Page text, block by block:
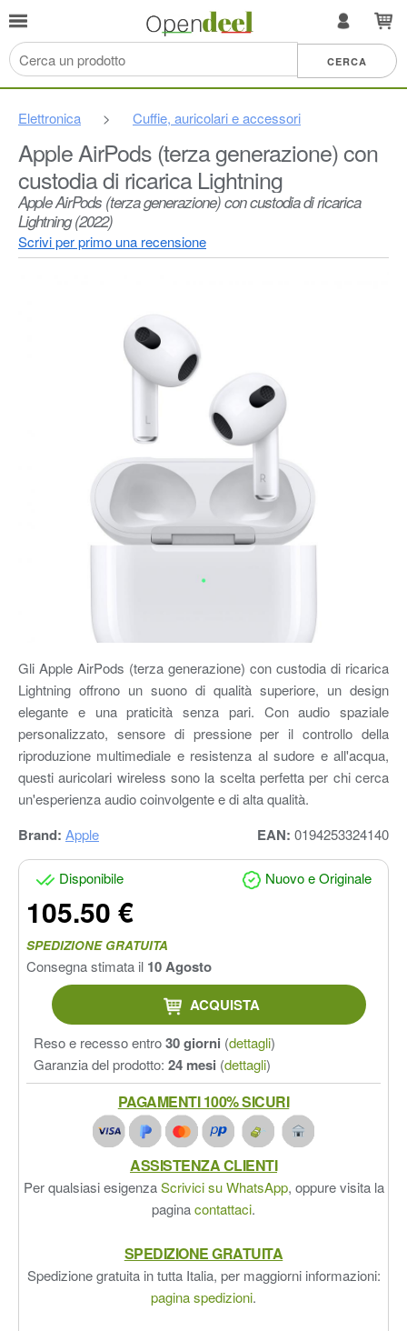
Elettronica > Cuffie, auricolari e accessori
Apple AirPods (terza generazione) con
custodia di ricarica Lightning
Apple AirPods (terza generazione) con custodia di ricarica
Lightning ​​​​​​​(2022)
Scrivi per primo una recensione
Gli Apple AirPods (terza generazione) con custodia di ricarica
Lightning offrono un suono di qualità superiore, un design
elegante e una praticità senza pari. Con audio spaziale
personalizzato, sensore di pressione per il controllo della
riproduzione multimediale e resistenza al sudore e all'acqua,
questi auricolari wireless sono la scelta perfetta per chi cerca
un'esperienza audio coinvolgente e di alta qualità.
Brand: Apple EAN: 0194253324140
Disponibile Nuovo e Originale
105.50 €
SPEDIZIONE GRATUITA
Consegna stimata il 10 Agosto
ACQUISTA
Reso e recesso entro30 giorni (dettagli)
Garanzia del prodotto: 24 mesi (dettagli)
PAGAMENTI 100% SICURI
ASSISTENZA CLIENTI
Per qualsiasi esigenzaScrivici su WhatsApp, oppure visita la
paginacontattaci.
SPEDIZIONE GRATUITA
Spedizione gratuita in tutta Italia, per maggiorni informazioni:
pagina spedizioni.